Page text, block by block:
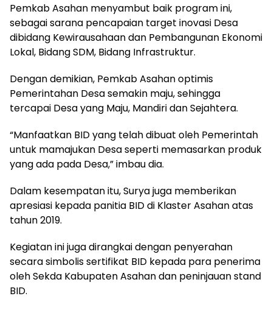
Pemkab Asahan menyambut baik program ini,
sebagai sarana pencapaian target inovasi Desa
dibidang Kewirausahaan dan Pembangunan Ekonomi
Lokal, Bidang SDM, Bidang Infrastruktur.
Dengan demikian, Pemkab Asahan optimis
Pemerintahan Desa semakin maju, sehingga
tercapai Desa yang Maju, Mandiri dan Sejahtera.
“Manfaatkan BID yang telah dibuat oleh Pemerintah
untuk mamajukan Desa seperti memasarkan produk
yang ada pada Desa,” imbau dia.
Dalam kesempatan itu, Surya juga memberikan
apresiasi kepada panitia BID di Klaster Asahan atas
tahun 2019.
Kegiatan ini juga dirangkai dengan penyerahan
secara simbolis sertifikat BID kepada para penerima
oleh Sekda Kabupaten Asahan dan peninjauan stand
BID.